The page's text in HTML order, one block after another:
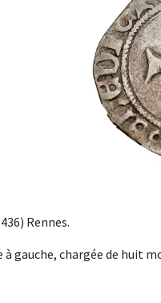
Rennes.
à gauche, chargée de huit